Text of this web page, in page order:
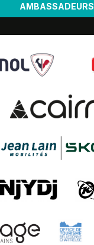
AMBASSADEURS